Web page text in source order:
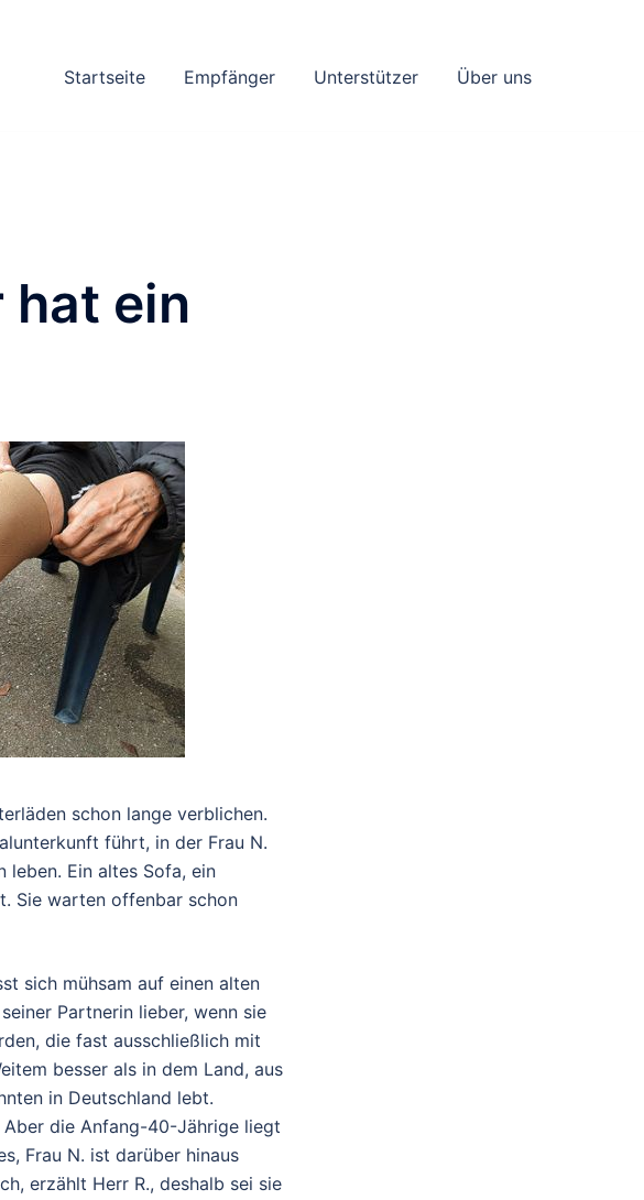
Startseite Empfänger Unterstützer Über uns
hat ein
schon lange verblichen.
führt, in der Frau N.
leben. Ein altes Sofa, ein
Sie warten offenbar schon
sich mühsam auf einen alten
Partnerin lieber, wenn sie
die fast ausschließlich mit
besser als in dem Land, aus
in Deutschland lebt.
die Anfang-40-Jährige liegt
Frau N. ist darüber hinaus
erzählt Herr R., deshalb sei sie